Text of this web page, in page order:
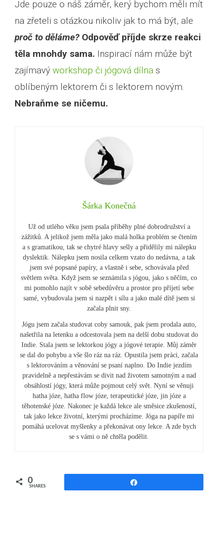
Jde pouze o náš záměr, kerý bychom měli mít
na zřeteli s otázkou nikoliv jak to má být, ale
proč to děláme? Odpověď příjde skrze reakci
těla mnohdy sama. Inspirací nám může být
zajímavý workshop či jógová dílna s
oblíbeným lektorem či s lektorem novým.
Nebraňme se ničemu.
Šárka Konečná
Už od utlého věku jsem psala příběhy plné dobrodružství a
zážitků. A jelikož jsem měla jako malá holka problém se čtením
a s gramatikou, tak se chytré hlavy sešly a přidělily mi nálepku
dyslektik. Nálepku jsem nosila celkem vzato do nedávna, a tak
jsem své popsané papíry, a vlastně i sebe, schovávala před
světlem světa. Když jsem se seznámila s jógou, jako s něčím, co
mi pomohlo najít v sobě sebedůvěru a prostor pro příjetí sebe
samé, vybudovala jsem si nazpět i sílu a jako malé dítě jsem si
začala plnit sny.
Jógu jsem začala studovat coby samouk, pak jsem prodala auto,
našetřila na letenku a odcestovala jsem na delší dobu studovat do
Indie. Stala jsem se lektorkou jógy a jógové terapie. Můj záměr
se dal do pohybu a vše šlo ráz na ráz. Opustila jsem práci, začala
s lektorováním a věnování se psaní naplno. Do Indie jezdím
pravidelně a nepřestávám se divit nad životem samotným a nad
obsáhlostí jógy, která může pojmout celý svět. Nyní se věnuji
hatha józe, hatha flow józe, terapeutické józe, jin józe a
těhotenské józe. Nakonec je každá lekce ale směsice zkušeností,
tak jako lekce životní, kterými procházíme. Jóga na papíře mi
pomáhá ucelovat myšlenky a překonávat ony lekce. A zde bych
se s vámi o ně chtěla podělit.
0
SHARES